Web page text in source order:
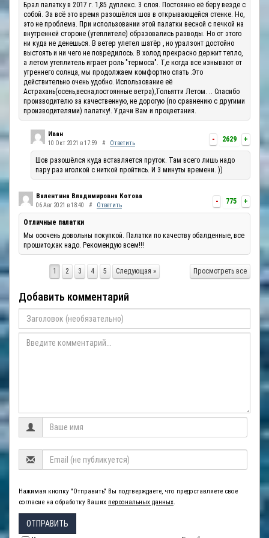
Брал палатку в 2017 г. 1,85 дуплекс. 3 слоя. Постоянно её беру везде с
собой. За всё это время разошёлся шов в открывающейся стенке. Но,
это не проблема. При использовании этой палатки весной с печкой на
внутренней стороне (утеплителе) образовались разводы. Но от этого
ни куда не денешься. В ветер улетел шатёр , но уралзонт достойно
выстоять и ни чего не повредилось. В холод прекрасно держит тепло,
а летом утеплитель играет роль "термоса". Т,е когда все изнывают от
утреннего солнца, мы продолжаем комфортно спать .Это
действительно очень удобно. Использование её
Астрахань(осень,весна,постоянные ветра),Тольятти Летом. .. Спасибо
производителю за качественную, не дорогую (по сравнению с другими
производителями) палатку!. Удачи Вам и процветания.
- 2629 +
Иван
10 Окт 2021 в 17:59 # Ответить
Шов разошёлся куда вставляется пруток. Там всего лишь надо
пару раз иголкой с ниткой пройтись. И 3 минуты времени. ))
- 775 +
Валентина Владимировна Котова
06 Авг 2021 в 18:40 # Ответить
Отличные палатки
Мы ооочень довольны покупкой. Палатки по качеству обалденные, все
прошито,как надо. Рекомендую всем!!!
Просмотреть все
1 2 3 4 5 Следующая »
Добавить комментарий
Нажимая кнопку "Отправить" Вы подтверждаете, что предоставляете свое
согласие на обработку Ваших персональных данных.
ОТПРАВИТЬ